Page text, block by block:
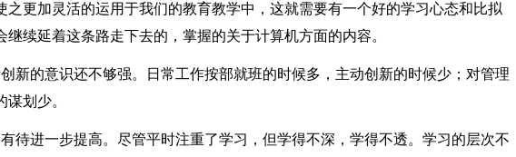
之更加灵活的运用于我们的教育教学中，这就需要有一个好的学习心态和比拟
续延着这条路走下去的，掌握的关于计算机方面的内容。
的意识还不够强。日常工作按部就班的时候多，主动创新的时候少；对管理
划少。
进一步提高。尽管平时注重了学习，但学得不深，学得不透。学习的层次不